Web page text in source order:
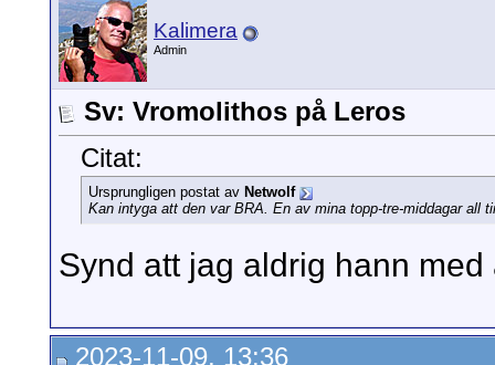
Kalimera
Admin
Sv: Vromolithos på Leros
Citat:
Ursprungligen postat av Netwolf
Kan intyga att den var BRA. En av mina topp-tre-middagar all
Synd att jag aldrig hann med
2023-11-09, 13:36